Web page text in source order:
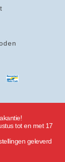
tot en met 17
geleverd